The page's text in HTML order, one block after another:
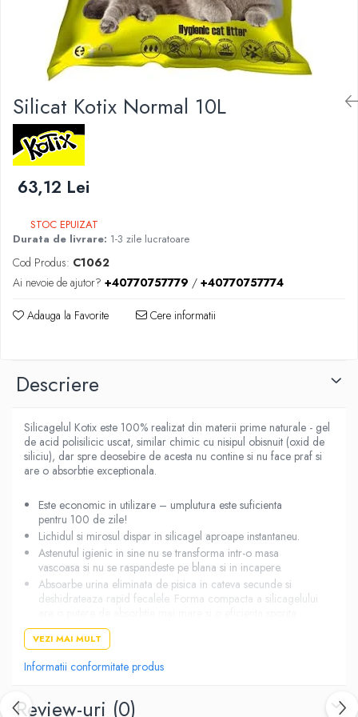
Silicat Kotix Normal 10L
63,12 Lei
STOC EPUIZAT
Durata de livrare: 1-3 zile lucratoare
Cod Produs: C1062
Ai nevoie de ajutor? +40770757779 / +40770757774
Adauga la Favorite Cere informatii
Descriere
Silicagelul Kotix este 100% realizat din materii prime naturale - gel
de acid polisilicic uscat, similar chimic cu nisipul obisnuit (oxid de
siliciu), dar spre deosebire de acesta nu contine si nu face praf si
are o absorbtie exceptionala.
Este economic in utilizare – umplutura este suficienta
pentru 100 de zile!
Lichidul si mirosul dispar in silicagel aproape instantaneu.
Astenutul igienic in sine nu se transforma intr-o masa
vascoasa si nu se raspandeste pe blana si in incapere.
Absoarbe urina eliminata de pisica in cateva secunde si
deshidrateaza rapid fecalele. Forma compacta a silicagelului
comparativ cu nisipurile de bentonita traditionale.
Neutralizeaza mirosurile neplacute emanate.
Are un efect bactericid bun, impiedicand dezvoltarea
acestora in substratul infect.
O tava plina cu granule de silicagel stralucitoare creeaza in
VEZI MAI MULT
Informatii conformitate produs
Review-uri (0)